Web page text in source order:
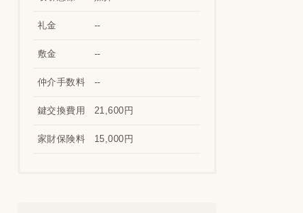
礼金 --
敷金 --
仲介手数料 --
鍵交換費用 21,600円
家財保険料 15,000円